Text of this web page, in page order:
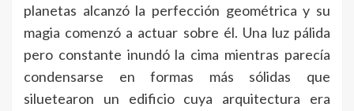
planetas alcanzó la perfección geométrica y su
magia comenzó a actuar sobre él. Una luz pálida
pero constante inundó la cima mientras parecía
condensarse en formas más sólidas que
siluetearon un edificio cuya arquitectura era